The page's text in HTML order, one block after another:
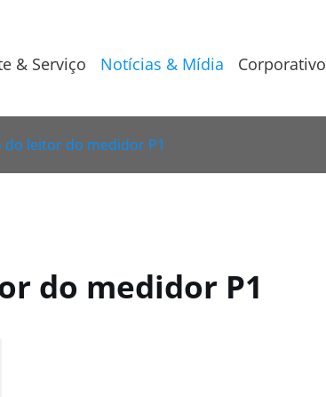
& Serviço Notícias & Mídia Corporativo
do leitor do medidor P1
do medidor P1